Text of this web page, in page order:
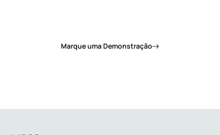
Marque uma Demonstração